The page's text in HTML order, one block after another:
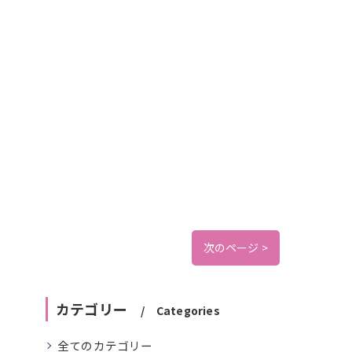
次のページ >
カテゴリー Categories
全てのカテゴリー